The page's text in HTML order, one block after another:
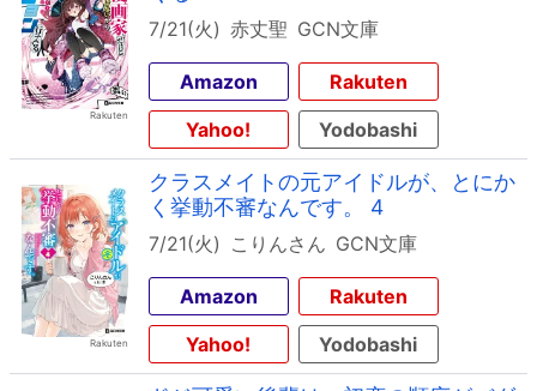
7/21(火) 赤丈聖 GCN文庫
Amazon
Rakuten
Yahoo!
Yodobashi
クラスメイトの元アイドルが、とにか
く挙動不審なんです。 4
7/21(火) こりんさん GCN文庫
Amazon
Rakuten
Yahoo!
Yodobashi